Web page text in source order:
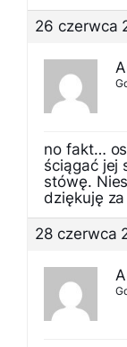
26 czerwca
no fakt…
ściągać jej
stówę.
dziękuję
28 czerwca